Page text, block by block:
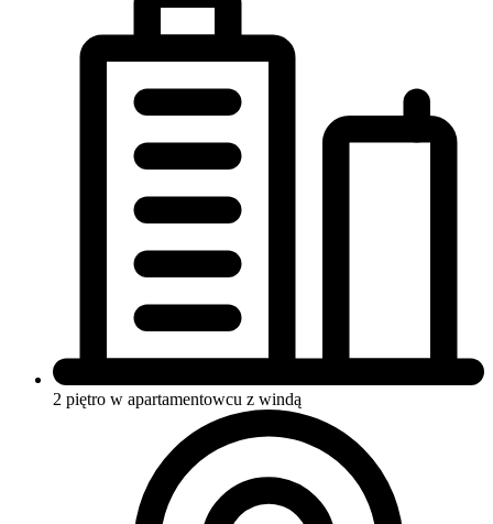
2 piętro w apartamentowcu z windą